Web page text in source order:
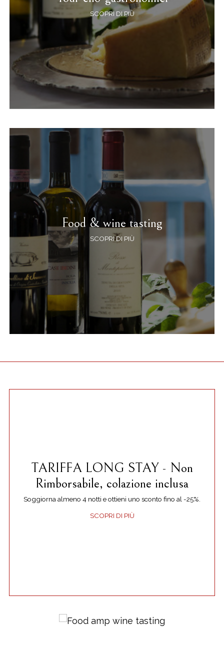
SCOPRI DI PIÙ
Food & wine tasting
SCOPRI DI PIÙ
TARIFFA LONG STAY - Non
Rimborsabile, colazione inclusa
Soggiorna almeno 4 notti e ottieni uno sconto fino al -25%.
SCOPRI DI PIÙ